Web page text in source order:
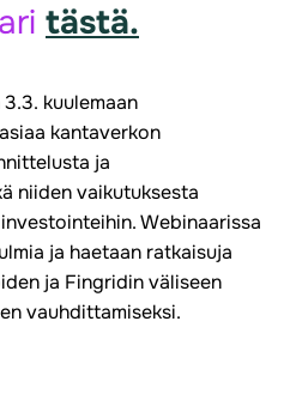
tästä.
kuulemaan
kantaverkon
ja
niiden vaikutuksesta
Webinaarissa
ja haetaan ratkaisuja
ja Fingridin väliseen
vauhdittamiseksi.